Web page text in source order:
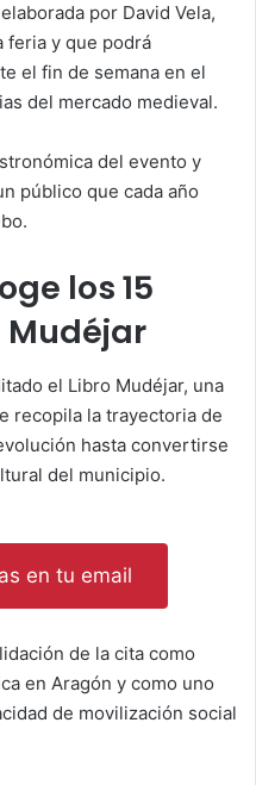
por David Vela,
feria y que podrá
el fin de semana en el
del mercado medieval.
del evento y
público que cada año
los 15
Mudéjar
el Libro Mudéjar, una
recopila la trayectoria de
hasta convertirse
del municipio.
en tu email
de la cita como
en Aragón y como uno
de movilización social